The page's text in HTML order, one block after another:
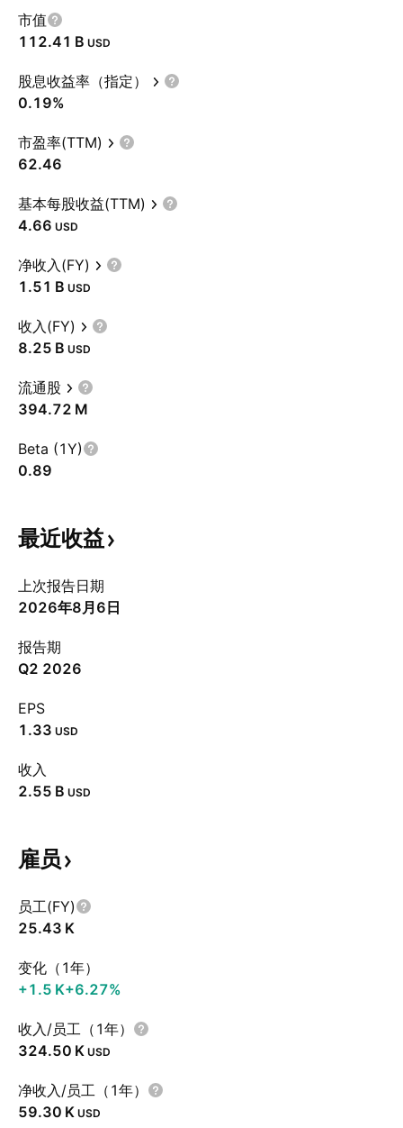
市值
‪112.41 B‬ USD
股息收益率（指定）
0.19%
市盈率(TTM)
62.46
基本每股收益(TTM)
4.66 USD
净收入(FY)
‪1.51 B‬ USD
收入(FY)
‪8.25 B‬ USD
流通股
‪394.72 M‬
Beta (1Y)
0.89
最近收益
上次报告日期
2026年8月6日
报告期
Q2 2026
EPS
1.33 USD
收入
‪2.55 B‬ USD
雇员
员工(FY)
‪25.43 K‬
变化（1年）
‪+1.5 K‬+6.27%
收入/员工（1年）
‪324.50 K‬ USD
净收入/员工（1年）
‪59.30 K‬ USD